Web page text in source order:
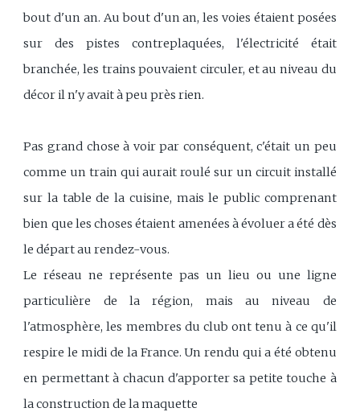
bout d'un an. Au bout d'un an, les voies étaient posées
sur des pistes contreplaquées, l'électricité était
branchée, les trains pouvaient circuler, et au niveau du
décor il n'y avait à peu près rien.
Pas grand chose à voir par conséquent, c'était un peu
comme un train qui aurait roulé sur un circuit installé
sur la table de la cuisine, mais le public comprenant
bien que les choses étaient amenées à évoluer a été dès
le départ au rendez-vous.
Le réseau ne représente pas un lieu ou une ligne
particulière de la région, mais au niveau de
l'atmosphère, les membres du club ont tenu à ce qu'il
respire le midi de la France. Un rendu qui a été obtenu
en permettant à chacun d'apporter sa petite touche à
la construction de la maquette